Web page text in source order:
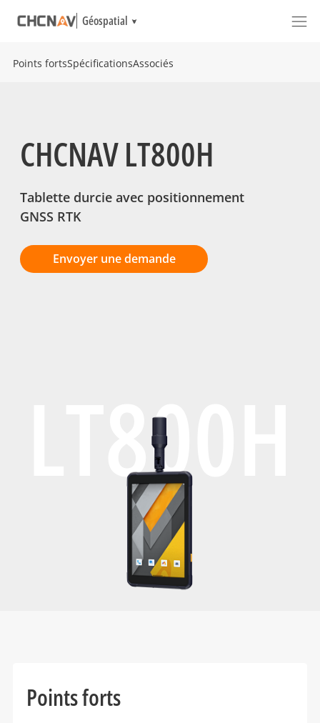
Géospatial
Points fortsSpécificationsAssociés
CHCNAV LT800H
Tablette durcie avec positionnement
GNSS RTK
Envoyer une demande
LT800H
Points forts